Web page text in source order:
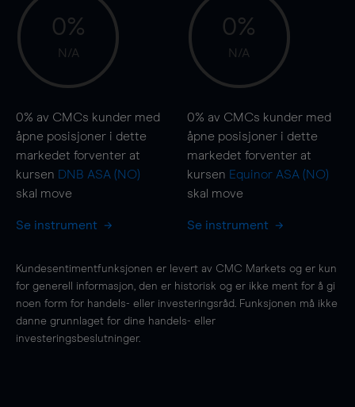
0%
N/A
0% av CMCs kunder med
åpne posisjoner i dette
markedet forventer at
kursen DNB ASA (NO)
skal move
Se instrument
0%
N/A
0% av CMCs kunder med
åpne posisjoner i dette
markedet forventer at
kursen Equinor ASA (NO)
skal move
Se instrument
Kundesentimentfunksjonen er levert av CMC Markets og er kun
for generell informasjon, den er historisk og er ikke ment for å gi
noen form for handels- eller investeringsråd. Funksjonen må ikke
danne grunnlaget for dine handels- eller
investeringsbeslutninger.